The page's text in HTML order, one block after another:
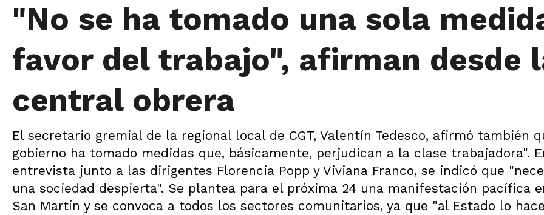
"No se ha tomado una sola
favor del trabajo", afirman desde
central obrera
El secretario gremial de la regional local de CGT, Valentín Tedesco, afirmó también
gobierno ha tomado medidas que, básicamente, perjudican a la clase trabajadora".
entrevista junto a las dirigentes Florencia Popp y Viviana Franco, se indicó que
una sociedad despierta". Se plantea para el próxima 24 una manifestación pacífica
San Martín y se convoca a todos los sectores comunitarios, ya que "al Estado lo